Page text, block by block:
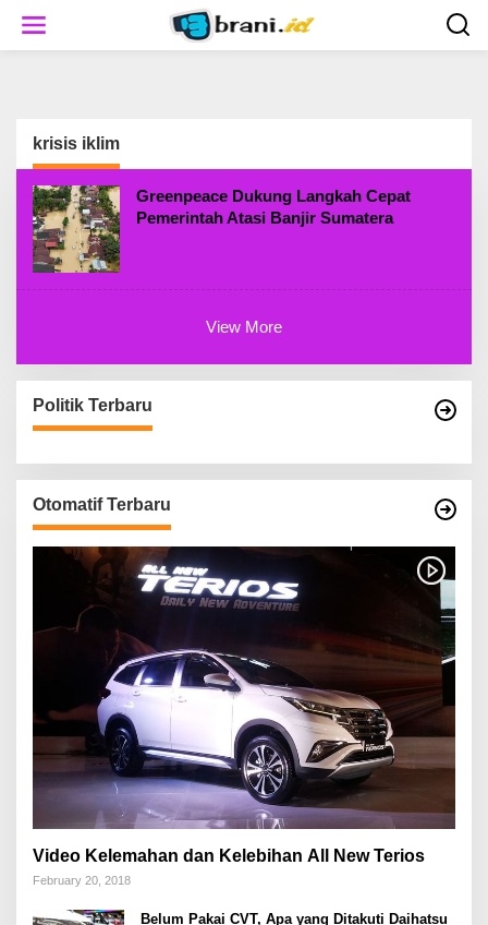
i
krisis iklim
Greenpeace Dukung Langkah Cepat
Pemerintah Atasi Banjir Sumatera
View More
Politik Terbaru
Otomatif Terbaru
Video Kelemahan dan Kelebihan All New Terios
February 20, 2018
Belum Pakai CVT, Apa yang Ditakuti Daihatsu